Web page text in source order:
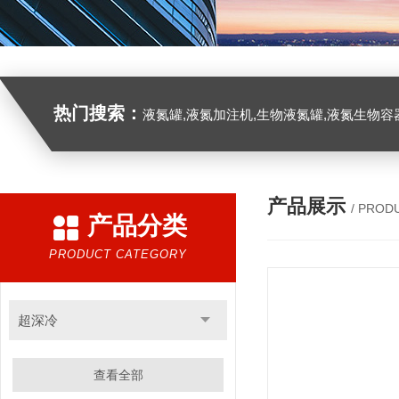
热门搜索： 液氮罐,液氮加注机,生物液氮罐,液氮生物容器,
产品分类
PRODUCT CATEGORY
超深冷
查看全部
产品展示 /